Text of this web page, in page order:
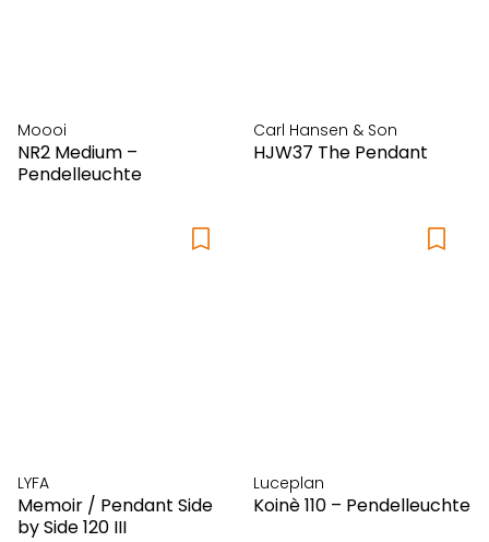
Moooi
NR2 Medium –
Pendelleuchte
Carl Hansen & Son
HJW37 The Pendant
LYFA
Memoir / Pendant Side
by Side 120 III
Luceplan
Koinè 110 – Pendelleuchte